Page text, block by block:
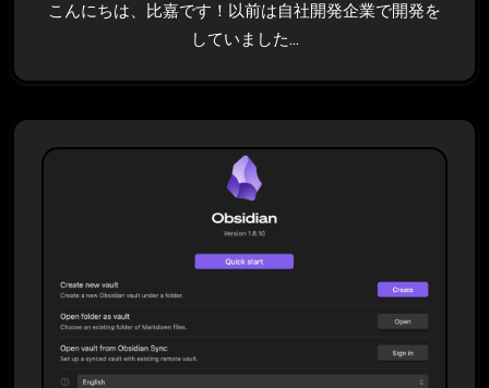
こんにちは、比嘉です！以前は自社開発企業で開発を
していました…